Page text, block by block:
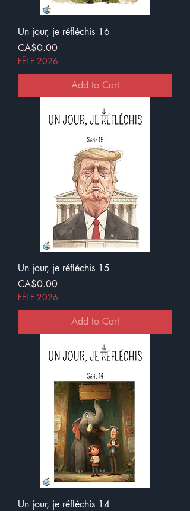
Un jour, je réfléchis 16
Price
CA$0.00
FÊTE 2026
Add to Cart
Un jour, je réfléchis 15
Price
CA$0.00
FÊTE 2026
Add to Cart
Un jour, je réfléchis 14